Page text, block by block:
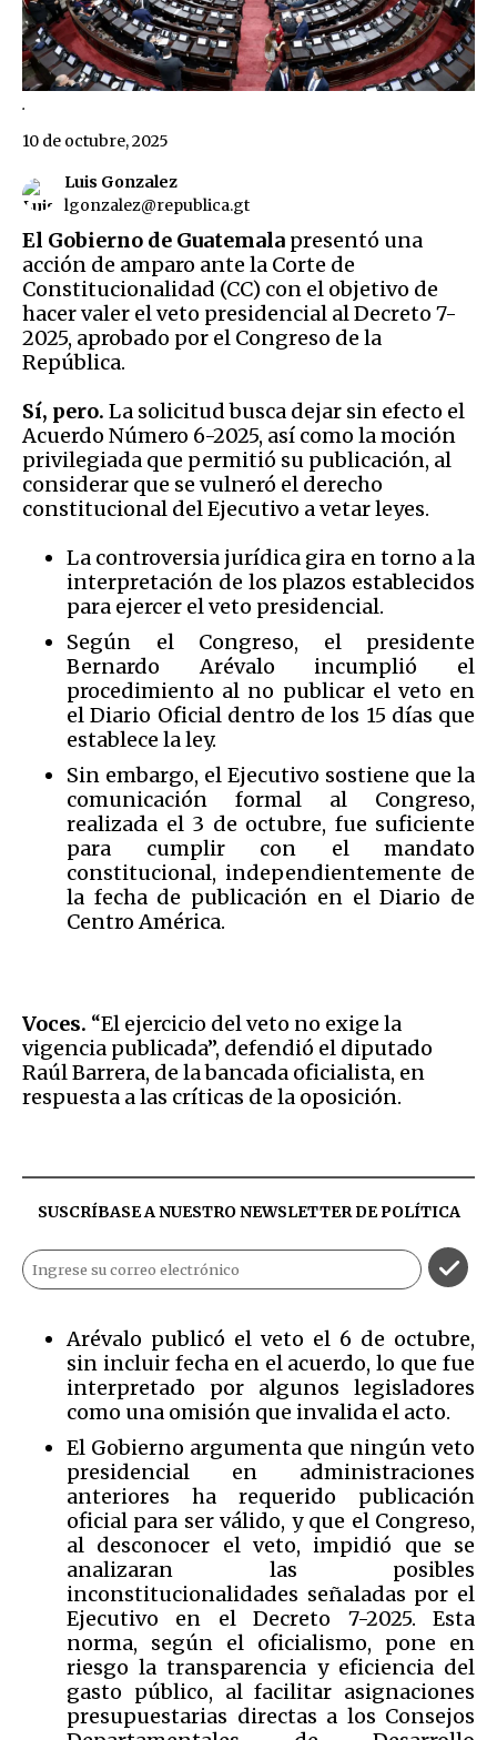
.
Luis Gonzalez
lgonzalez@republica.gt
10 de octubre, 2025
El Gobierno de Guatemala presentó una
acción de amparo ante la Corte de
Constitucionalidad (CC) con el objetivo de
hacer valer el veto presidencial al Decreto 7-
2025, aprobado por el Congreso de la
República.
Sí, pero. La solicitud busca dejar sin efecto el
Acuerdo Número 6-2025, así como la moción
privilegiada que permitió su publicación, al
considerar que se vulneró el derecho
constitucional del Ejecutivo a vetar leyes.
La controversia jurídica gira en torno a la
interpretación de los plazos establecidos
para ejercer el veto presidencial.
Según el Congreso, el presidente
Bernardo Arévalo incumplió el
procedimiento al no publicar el veto en
el Diario Oficial dentro de los 15 días que
establece la ley.
Sin embargo, el Ejecutivo sostiene que la
comunicación formal al Congreso,
realizada el 3 de octubre, fue suficiente
para cumplir con el mandato
constitucional, independientemente de
la fecha de publicación en el Diario de
Centro América.
Voces. “El ejercicio del veto no exige la
vigencia publicada”, defendió el diputado
Raúl Barrera, de la bancada oficialista, en
respuesta a las críticas de la oposición.
SUSCRÍBASE A NUESTRO NEWSLETTER DEPOLÍTICA
Arévalo publicó el veto el 6 de octubre,
sin incluir fecha en el acuerdo, lo que fue
interpretado por algunos legisladores
como una omisión que invalida el acto.
El Gobierno argumenta que ningún veto
presidencial en administraciones
anteriores ha requerido publicación
oficial para ser válido, y que el Congreso,
al desconocer el veto, impidió que se
analizaran las posibles
inconstitucionalidades señaladas por el
Ejecutivo en el Decreto 7-2025. Esta
norma, según el oficialismo, pone en
riesgo la transparencia y eficiencia del
gasto público, al facilitar asignaciones
presupuestarias directas a los Consejos